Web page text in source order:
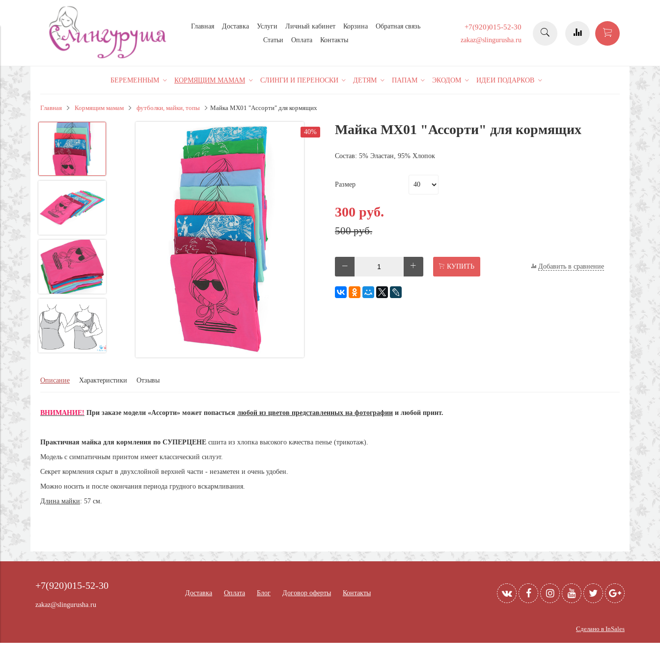
Главная Доставка Услуги Личный кабинет Корзина
Обратная связь
Статьи
Оплата Контакты
+7(920)015-52-30
zakaz@slingurusha.ru
БЕРЕМЕННЫМ КОРМЯЩИМ МАМАМ СЛИНГИ И ПЕРЕНОСКИ ДЕТЯМ ПАПАМ ЭКОДОМ ИДЕИ ПОДАРКОВ
Главная Кормящим мамам футболки, майки, топы Майка МХ01 "Ассорти" для кормящих
40% 40%
Майка МХ01 "Ассорти" для кормящих
Состав: 5% Эластан, 95% Хлопок
Размер
300 руб.
500 руб.
КУПИТЬ Добавить в сравнение
Описание Характеристики Отзывы
ВНИМАНИЕ! При заказе модели «Ассорти» может попасться любой из цветов представленных на фотографии и любой принт.
Практичная майка для кормления по СУПЕРЦЕНЕ сшита из хлопка высокого качества пенье (трикотаж).
Модель с симпатичным принтом имеет классический силуэт.
Секрет кормления скрыт в двухслойной верхней части - незаметен и очень удобен.
Можно носить и после окончания периода грудного вскармливания.
Длина майки: 57 см.
+7(920)015-52-30
zakaz@slingurusha.ru
Доставка Оплата Блог Договор оферты Контакты
Сделано в InSales